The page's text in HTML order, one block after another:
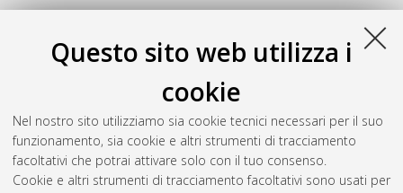
Questo sito web utilizza i
cookie
Nel nostro sito utilizziamo sia cookie tecnici necessari per il suo
funzionamento, sia cookie e altri strumenti di tracciamento
facoltativi che potrai attivare solo con il tuo consenso.
Cookie e altri strumenti di tracciamento facoltativi sono usati per
22
Lanza, Tommaso(2010) Innovative methods for the
generation and synthetic applications of organic free-radicals
[Dissertation thesis], Alma Mater Studiorum Università di
Bologna. Dottorato di ricerca inScienze chimiche, 22 Ciclo.
DOI 10.6092/unibo/amsdottorato/2958.